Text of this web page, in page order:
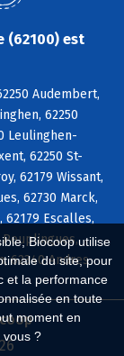
Biocoop utilise
du site, pour
et la performance
en toute
moment en
vous ?
(62100) est
Audembert,
62250
Leulinghen-
62250 St-
62179 Wissant,
62730 Marck,
62179 Escalles,
Peuplingues,
62340 Andres